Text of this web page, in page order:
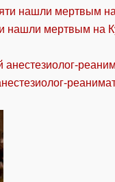
нашли мертвым на